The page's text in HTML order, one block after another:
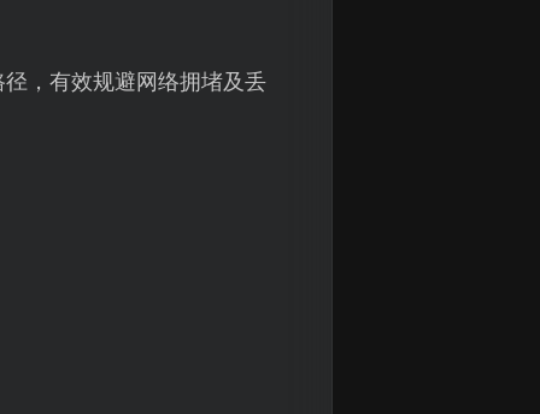
，有效规避网络拥堵及丢